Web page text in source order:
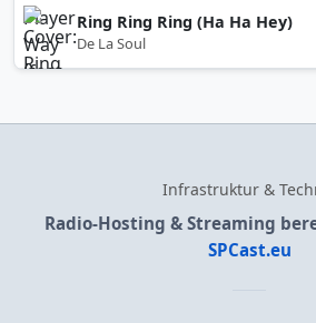
Ring Ring Ring (Ha Ha Hey)
De La Soul
Infrastruktur &
Radio-Hosting & Streaming
SPCast.eu